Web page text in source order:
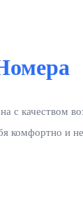
с качеством
комфортно и